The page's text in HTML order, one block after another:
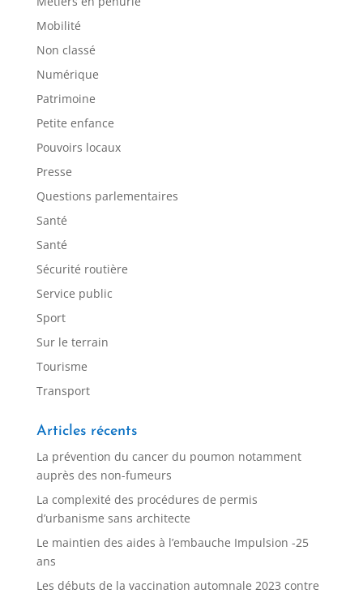
Mobilité
Non classé
Numérique
Patrimoine
Petite enfance
Pouvoirs locaux
Presse
Questions parlementaires
Santé
Santé
Sécurité routière
Service public
Sport
Sur le terrain
Tourisme
Transport
Articles récents
La prévention du cancer du poumon notamment
auprès des non-fumeurs
La complexité des procédures de permis
d’urbanisme sans architecte
Le maintien des aides à l’embauche Impulsion -25
ans
Les débuts de la vaccination automnale 2023 contre